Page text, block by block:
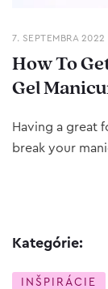
7. SEPTEMBRA 2022
How To
Gel
Having a great
break your
Kategórie:
INŠPIRÁCIE